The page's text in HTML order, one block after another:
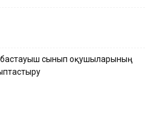
сынып оқушыларының